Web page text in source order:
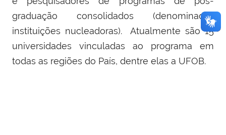
graduação consolidados (denominadas
instituições nucleadoras). Atualmente são 15
universidades vinculadas ao programa em
todas as regiões do País, dentre elas a UFOB.